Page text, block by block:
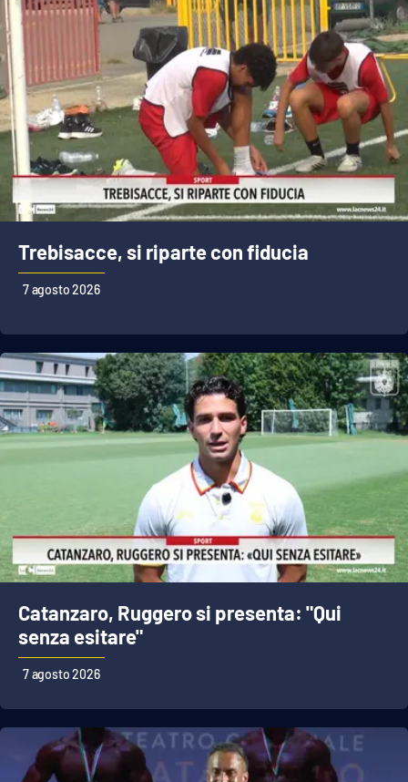
VIDEO
Ambiente
Cronaca
Economia e Lavoro
Sanità
Società
RUBRICHE
Good Morning Vietnam
Parchi Marini Calabria
Leggendo Alvaro insieme
Imprese Di Calabria
Le perfidie di Antonella Grippo
Trebisacce, si riparte con fiducia
7 agosto 2026
Catanzaro, Ruggero si presenta: "Qui
senza esitare"
7 agosto 2026